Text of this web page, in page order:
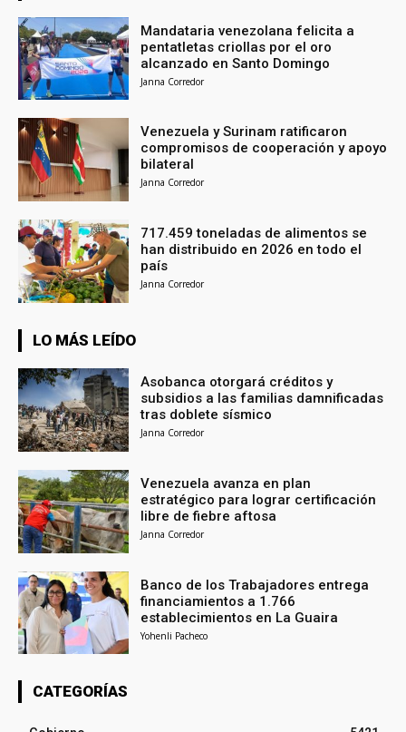
Mandataria venezolana felicita a
pentatletas criollas por el oro
alcanzado en Santo Domingo
Janna Corredor
Venezuela y Surinam ratificaron
compromisos de cooperación y apoyo
bilateral
Janna Corredor
717.459 toneladas de alimentos se
han distribuido en 2026 en todo el
país
Janna Corredor
LO MÁS LEÍDO
Asobanca otorgará créditos y
subsidios a las familias damnificadas
tras doblete sísmico
Janna Corredor
Venezuela avanza en plan
estratégico para lograr certificación
libre de fiebre aftosa
Janna Corredor
Banco de los Trabajadores entrega
financiamientos a 1.766
establecimientos en La Guaira
Yohenli Pacheco
CATEGORÍAS